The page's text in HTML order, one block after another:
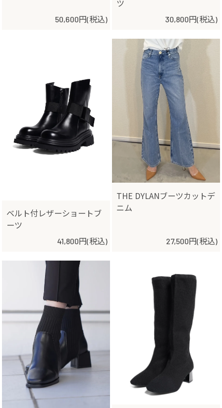
50,600円(税込)
ツ
30,800円(税込)
ベルト付レザーショートブ
ーツ
41,800円(税込)
THE DYLANブーツカットデ
ニム
27,500円(税込)